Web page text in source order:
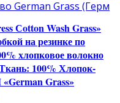
Сotton Wash Grass»
на резинке по
хлопковое волокно
100% Хлопок-
Grass»